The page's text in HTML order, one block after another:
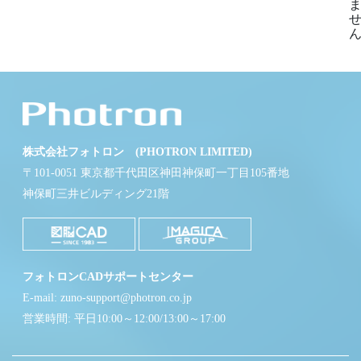
ま
せ
株式会社フォトロン (PHOTRON LIMITED)
〒101-0051 東京都千代田区神田神保町一丁目105番地
神保町三井ビルディング21階
フォトロンCADサポートセンター
E-mail: zuno-support@photron.co.jp
営業時間: 平日10:00～12:00/13:00～17:00